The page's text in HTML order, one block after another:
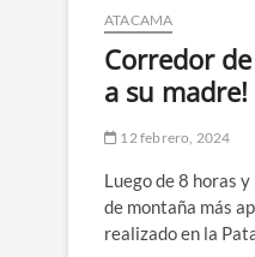
ATACAMA
Corredor
a su madre!
12 febrero, 2024
Luego de 8 horas
de montaña más
realizado en la